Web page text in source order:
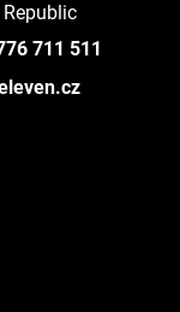
Republic
711 511